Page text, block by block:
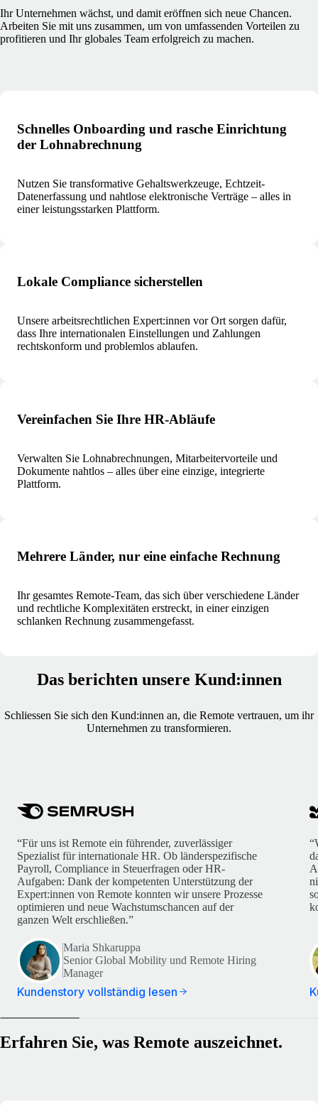
Ihr Unternehmen wächst, und damit eröffnen sich neue Chancen.
Arbeiten Sie mit uns zusammen, um von umfassenden Vorteilen zu
profitieren und Ihr globales Team erfolgreich zu machen.
Schnelles Onboarding und rasche Einrichtung
der Lohnabrechnung
Nutzen Sie transformative Gehaltswerkzeuge, Echtzeit-
Datenerfassung und nahtlose elektronische Verträge – alles in
einer leistungsstarken Plattform.
Lokale Compliance sicherstellen
Unsere arbeitsrechtlichen Expert:innen vor Ort sorgen dafür,
dass Ihre internationalen Einstellungen und Zahlungen
rechtskonform und problemlos ablaufen.
Vereinfachen Sie Ihre HR‑Abläufe
Verwalten Sie Lohnabrechnungen, Mitarbeitervorteile und
Dokumente nahtlos – alles über eine einzige, integrierte
Plattform.
Mehrere Länder, nur eine einfache Rechnung
Ihr gesamtes Remote-Team, das sich über verschiedene Länder
und rechtliche Komplexitäten erstreckt, in einer einzigen
schlanken Rechnung zusammengefasst.
Das berichten unsere Kund:innen
Schliessen Sie sich den Kund:innen an, die Remote vertrauen, um ihr
Unternehmen zu transformieren.
“Für uns ist Remote ein führender, zuverlässiger
Spezialist für internationale HR. Ob länderspezifische
Payroll, Compliance in Steuerfragen oder HR-
Aufgaben: Dank der kompetenten Unterstützung der
Expert:innen von Remote konnten wir unsere Prozesse
optimieren und neue Wachstumschancen auf der
ganzen Welt erschließen.”
Maria Shkaruppa
Senior Global Mobility und Remote Hiring
Manager
Kundenstory vollständig lesen
Erfahren Sie, was Remote auszeichnet.